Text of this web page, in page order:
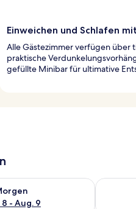
Einweichen und Schlafen
Alle Gästezimmer verfügen über
praktische
gefüllte Minibar für ultimative
8.
- Aug. 9
für morgen, Aug. 8